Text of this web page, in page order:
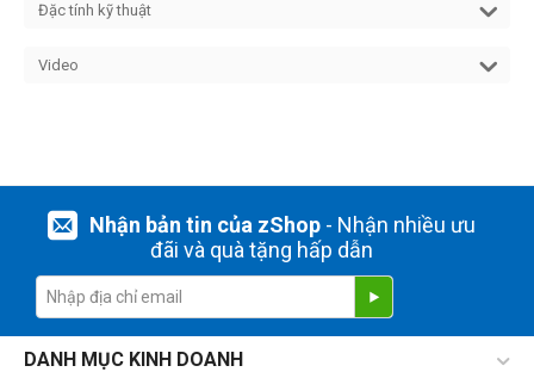
Đặc tính kỹ thuật
Video
Nhận bản tin của zShop- Nhận nhiều ưu
đãi và quà tặng hấp dẫn
DANH MỤC KINH DOANH